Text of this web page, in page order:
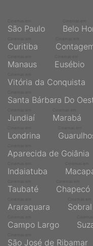
São Paulo Belo
Curitiba
Manaus Eusébio
Vitória da Conquista
Santa Bárbara Do
Jundiaí Marabá
Londrina
Aparecida de Goiânia
Indaiatuba
Taubaté Chapecó
Araraquara Sobral
Campo Largo
São José de Ribamar